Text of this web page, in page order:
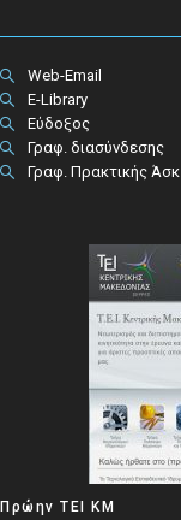
Web-Email
E-Library
Εύδοξος
Γραφ. διασύνδεσης
Γραφ. Πρακτικής Άσκ
Πρώην ΤΕΙ ΚΜ